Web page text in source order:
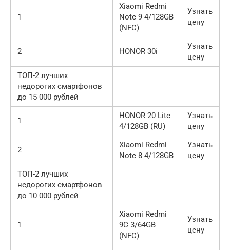
1
Xiaomi Redmi
Note 9 4/128GB
(NFC)
Узнать
цену
2 HONOR 30i
Узнать
цену
ТОП-2 лучших
недорогих смартфонов
до 15 000 рублей
1
HONOR 20 Lite
4/128GB (RU)
Узнать
цену
2
Xiaomi Redmi
Note 8 4/128GB
Узнать
цену
ТОП-2 лучших
недорогих смартфонов
до 10 000 рублей
1
Xiaomi Redmi
9C 3/64GB
(NFC)
Узнать
цену